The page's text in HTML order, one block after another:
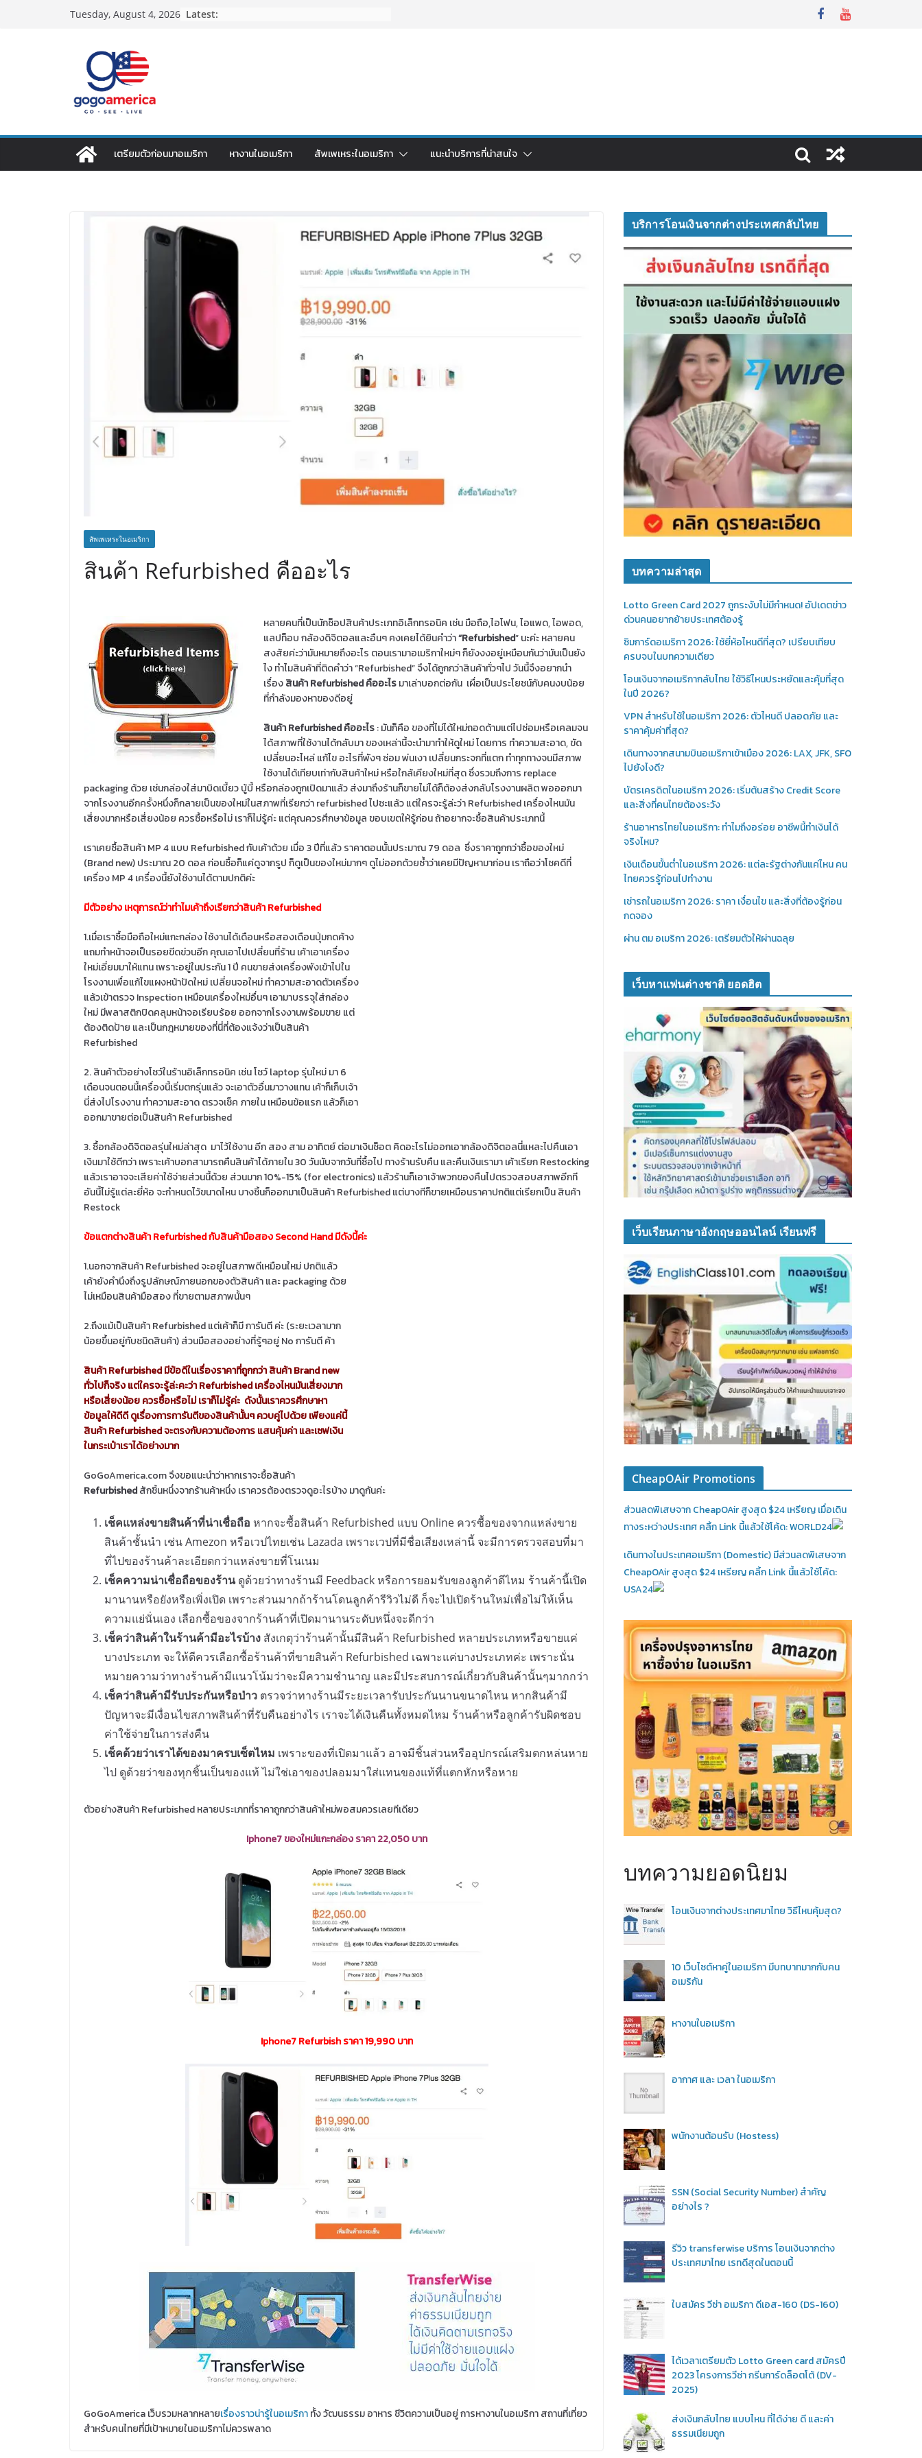
Tuesday, August 4, 2026 Latest:
เตรียมตัวก่อนมาอเมริกา หางานในอเมริกา สัพเพเหระในอเมริกา แนะนำบริการที่น่าสนใจ
สัพเพเหระในอเมริกา
สินค้า Refurbished คืออะไร
หลายคนที่เป็นนักช็อปสินค้าประเภทอิเล็กทรอนิค เช่น มือถือ,ไอโฟน, ไอแพด, ไอพอด,
แลปท็อบ กล้องดิจิตอลและอืนๆ คงเคยได้ยินคำว่า“Refurbished” นะค่ะ หลายคน
สงสัยค่ะว่ามันหมายถึงอะไร ตอนเรามาอเมริกาใหม่ๆ ก็ยังงงอยู่เหมือนกันว่ามันเป็นยัง
ไง ทำไมสินค้าที่ติดคำว่า “Refurbished” จึงได้ถูกกว่าสินค้าทั่วๆไป วันนี้จึงอยากนำ
เรื่องสินค้า Refurbished คืออะไรมาเล่าบอกต่อกัน เผื่อเป็นประโยชน์กับคนงบน้อย
ที่กำลังมองหาของดีอยู่
สินค้า Refurbished คืออะไร: มันก็คือ ของที่ไม่ได้ใหม่ถอดด้ามแต่ไปซ่อมหรือเคลมจน
ได้สภาพที่ใช้งานได้กลับมา ของเหล่านี้จะนำมาทำให้ดูใหม่ โดยการ ทำความสะอาด, ขัด
เปลี่ยนอะไหล่ แก้ไข อะไรที่พังๆ ซ่อม พ่นเงา เปลี่ยนกระจกที่แตก ทำทุกทางจนมีสภาพ
ใช้งานได้เทียบเท่ากับสินค้าใหม่หรือใกล้เคียงใหม่ที่สุด ซึ่งรวมถึงการ replace
packaging ด้วย เช่นกล่องใส่มาบิดเบี้ยว บู้บี้ หรือกล่องถูกเปิดมาแล้ว ส่งมาถึงร้านก็ขายไม่ได้ก็ต้องส่งกลับโรงงานผลิต พอออกมา
จากโรงงานอีกครั้งหนึ่งก็กลายเป็นของใหม่ในสภาพที่เรียกว่า refurbished ไปซะแล้ว แต่ใครจะรู้ล่ะว่า Refurbished เครื่องไหนมัน
เสี่ยงมากหรือเสี่ยงน้อย ควรซื้อหรือไม่ เราก็ไม่รู้ค่ะ แต่คุณควรศึกษาข้อมูล ขอบเขตให้รู้ก่อน ถ้าอยากจะซื้อสินค้าประเภทนี้
เราเคยซื้อสินค้า MP 4 แบบ Refurbished กับเค้าด้วย เมื่อ 3 ปีที่แล้ว ราคาตอนนั้นประมาณ 79 ดอล ซึ่งราคาถูกกว่าซื้อของใหม่
(Brand new) ประมาณ 20 ดอล ก่อนซื้อก็แค่ดูจากรูป ก็ดูเป็นของใหม่มากๆ ดูไม่ออกด้วยซ้ำว่าเคยมีปัญหามาก่อน เราถือว่าโชคดีที่
เครื่อง MP 4 เครื่องนี้ยังใช้งานได้ตามปกติค่ะ
มีตัวอย่าง เหตุการณ์ว่าทำไมเค้าถึงเรียกว่าสินค้า Refurbished
1.เมื่อเราซื้อมือถือใหม่แกะกล่อง ใช้งานได้เดือนหรือสองเดือนปุ่มกดค้าง
แถมทำหน้าจอเป็นรอยขีดข่วนอีก คุณเอาไปเปลี่ยนที่ร้าน เค้าเอาเครื่อง
ใหม่เอี่ยมมาให้แทน เพราะอยู่ในประกัน 1 ปี คนขายส่งเครื่องพังเข้าไปใน
โรงงานเพื่อแก้ไขแผงหน้าปัดใหม่ เปลี่ยนจอใหม่ ทำความสะอาดตัวเครื่อง
แล้วเข้าตรวจ Inspection เหมือนเครื่องใหม่อื่นๆ เอามาบรรจุใส่กล่อง
ใหม่ มีพลาสติกปิดคลุมหน้าจอเรียบร้อย ออกจากโรงงานพร้อมขาย แต่
ต้องติดป้าย และเป็นกฎหมายของที่นี่ที่ต้องแจ้งว่าเป็นสินค้า
Refurbished
2. สินค้าตัวอย่างโชว์ในร้านอิเล็กทรอนิค เช่น โชว์ laptop รุ่นใหม่ มา 6
เดือนจนตอนนี้เครื่องนี้เริ่มตกรุ่นแล้ว จะเอาตัวอื่นมาวางแทน เค้าก็เก็บเจ้า
นี่ส่งไปโรงงาน ทำความสะอาด ตรวจเช็ค ภายใน เหมือนข้อแรก แล้วก็เอา
ออกมาขายต่อเป็นสินค้า Refurbished
3. ซื้อกล้องดิจิตอลรุ่นใหม่ล่าสุด มาไว้ใช้งาน อีก สอง สาม อาทิตย์ ต่อมาเงินช็อต คิดอะไรไม่ออกเอากล้องดิจิตอลนี่แหละไปคืนเอา
เงินมาใช้ดีกว่า เพราะเค้าบอกสามารถคืนสินค้าได้ภายใน 30 วันนับจากวันที่ซื้อไป ทางร้านรับคืน และคืนเงินเรามา เค้าเรียก Restocking
แล้วเราอาจจะเสียค่าใช้จ่ายส่วนนี้ด้วย ส่วนมาก 10%-15% (for electronics) แล้วร้านก็เอาเจ้าพวกของคืนไปตรวจสอบสภาพอีกที
อันนี้ไม่รู้แต่ละยี่ห้อ จะกำหนดไว้ขนาดไหน บางชิ้นก็ออกมาเป็นสินค้า Refurbished แต่บางทีก็ขายเหมือนราคาปกติแต่เรียกเป็น สินค้า
Restock
ข้อแตกต่างสินค้า Refurbished กับสินค้ามือสอง Second Hand มีดังนี้ค่ะ
1.นอกจากสินค้า Refurbished จะอยู่ในสภาพดีเหมือนใหม่ ปกติแล้ว
เค้ายังคำนึงถึงรูปลักษณ์ภายนอกของตัวสินค้า และ packaging ด้วย
ไม่เหมือนสินค้ามือสอง ที่ขายตามสภาพนั้นๆ
2.ถึงแม้เป็นสินค้า Refurbished แต่เค้าก็มี การันตี ค่ะ (ระยะเวลามาก
น้อยขึ้นอยู่กับชนิดสินค้า) ส่วนมือสองอย่างที่รู้ๆอยู่ No การันตี ค้า
สินค้า Refurbished มีข้อดีในเรื่องราคาที่ถูกกว่า สินค้า Brand new
ทั่วไปก็จริง แต่ใครจะรู้ล่ะคะว่า Refurbished เครื่องไหนมันเสี่ยงมาก
หรือเสี่ยงน้อย ควรซื้อหรือไม่ เราก็ไม่รู้ค่ะ ดังนั้นเราควรศึกษาหา
ข้อมูลให้ดีดี ดูเรื่องการการันตีของสินค้านั้นๆ ควบคู่ไปด้วย เพียงแค่นี้
สินค้า Refurbished จะตรงกับความต้องการ แสนคุ้มค่า และเซฟเงิน
ในกระเป๋าเราได้อย่างมาก
GoGoAmerica.com จึงขอแนะนำว่าหากเราจะซื้อสินค้า
Refurbishedสักชิ้นหนึ่งจากร้านค้าหนึ่งเราควรต้องตรวจดูอะไรบ้าง มาดูกันค่ะ
เช็คแหล่งขายสินค้าที่น่าเชื่อถือ หากจะซื้อสินค้า Refurbished แบบ Online ควรซื้อของจากแหล่งขาย
สินค้าชั้นนำ เช่น Amezon หรือเวปไทยเช่น Lazada เพราะเวปที่มีชื่อเสียงเหล่านี้ จะมีการตรวจสอบที่มา
ที่ไปของร้านค้าละเอียดกว่าแหล่งขายที่โนเนม
เช็คความน่าเชื่อถือของร้านดูด้วยว่าทางร้านมี Feedback หรือการยอมรับของลูกค้าดีไหม ร้านค้านี้เปิด
มานานหรือยังหรือเพิ่งเปิด เพราะส่วนมากถ้าร้านโดนลูกค้ารีวิวไม่ดี ก็จะไปเปิดร้านใหม่เพื่อไม่ให้เห็น
ความแย่นั่นเอง เลือกซื้อของจากร้านค้าที่เปิดมานานระดับหนึ่งจะดีกว่า
เช็คว่าสินค้าในร้านค้ามีอะไรบ้าง สังเกตุว่าร้านค้านั้นมีสินค้า Refurbished หลายประเภทหรือขายแค่
บางประเภท จะให้ดีควรเลือกซื้อร้านค้าที่ขายสินค้า Refurbished เฉพาะแค่บางประเภทค่ะ เพราะนั่น
หมายความว่าทางร้านค้ามีแนวโน้มว่าจะมีความชำนาญ และมีประสบการณ์เกี่ยวกับสินค้านั้นๆมากกว่า
เช็คว่าสินค้ามีรับประกันหรือป่าว ตรวจว่าทางร้านมีระยะเวลารับประกันนานขนาดไหน หากสินค้ามี
ปัญหาจะมีเงื่อนไขสภาพสินค้าที่รับคืนอย่างไร เราจะได้เงินคืนทั้งหมดไหม ร้านค้าหรือลูกค้ารับผิดชอบ
ค่าใช้จ่ายในการส่งคืน
เช็คด้วยว่าเราได้ของมาครบเซ็ตไหม เพราะของที่เปิดมาแล้ว อาจมีชิ้นส่วนหรืออุปกรณ์เสริมตกหล่นหาย
ไป ดูด้วยว่าของทุกชิ้นเป็นของแท้ ไม่ใช่เอาของปลอมมาใส่แทนของแท้ที่แตกหักหรือหาย
ตัวอย่างสินค้า Refurbished หลายประเภทที่ราคาถูกกว่าสินค้าใหม่พอสมควรเลยทีเดียว
Iphone7 ของใหม่แกะกล่อง ราคา 22,050 บาท
Iphone7 Refurbish ราคา 19,990 บาท
GoGoAmerica เว็บรวมหลากหลายเรื่องราวน่ารู้ในอเมริกาทั้ง วัฒนธรรม อาหาร ชีวิตความเป็นอยู่ การหางานในอเมริกา สถานที่เที่ยว
สำหรับคนไทยที่มีเป้าหมายในอเมริกาไม่ควรพลาด
บริการโอนเงินจากต่างประเทศกลับไทย
บทความล่าสุด
Lotto Green Card 2027 ถูกระงับไม่มีกำหนด! อัปเดตข่าว
ด่วนคนอยากย้ายประเทศต้องรู้
ซิมการ์ดอเมริกา 2026: ใช้ยี่ห้อไหนดีที่สุด? เปรียบเทียบ
ครบจบในบทความเดียว
โอนเงินจากอเมริกากลับไทย ใช้วิธีไหนประหยัดและคุ้มที่สุด
ในปี 2026?
VPN สำหรับใช้ในอเมริกา 2026: ตัวไหนดี ปลอดภัย และ
ราคาคุ้มค่าที่สุด?
เดินทางจากสนามบินอเมริกาเข้าเมือง 2026: LAX, JFK, SFO
ไปยังไงดี?
บัตรเครดิตในอเมริกา 2026: เริ่มต้นสร้าง Credit Score
และสิ่งที่คนไทยต้องระวัง
ร้านอาหารไทยในอเมริกา: ทำไมถึงอร่อย อาชีพนี้ทำเงินได้
จริงไหม?
เงินเดือนขั้นต่ำในอเมริกา 2026: แต่ละรัฐต่างกันแค่ไหน คน
ไทยควรรู้ก่อนไปทำงาน
เช่ารถในอเมริกา 2026: ราคา เงื่อนไข และสิ่งที่ต้องรู้ก่อน
กดจอง
ผ่าน ตม อเมริกา 2026: เตรียมตัวให้ผ่านฉลุย
เว็บหาแฟนต่างชาติ ยอดฮิต
เว็บเรียนภาษาอังกฤษออนไลน์ เรียนฟรี
CheapOAir Promotions
ส่วนลดพิเสษจาก CheapOAir สูงสุด $24 เหรียญ เมื่อเดิน
ทางระหว่างประเทศ คลิ้ก Link นี้แล้วใช้โค้ด: WORLD24
เดินทางในประเทศอเมริกา (Domestic)มีส่วนลดพิเสษจาก
CheapOAir สูงสุด $24 เหรียญ คลิ้ก Link นี้แล้วใช้โค้ด:
USA24
บทความยอดนิยม
โอนเงินจากต่างประเทศมาไทย วิธีไหนคุ้มสุด?
10 เว็บไซต์หาคู่ในอเมริกา มีบทบาทมากกับคน
อเมริกัน
หางานในอเมริกา
อากาศ และ เวลา ในอเมริกา
พนักงานต้อนรับ (Hostess)
SSN (Social Security Number) สำคัญ
อย่างไร ?
รีวิว transferwise บริการ โอนเงินจากต่าง
ประเทศมาไทย เรทดีสุดในตอนนี้
ใบสมัคร วีซ่า อเมริกา ดีเอส-160 (DS-160)
ได้เวลาเตรียมตัว Lotto Green card สมัครปี
2023 โครงการวีซ่า กรีนการ์ดล็อตโต้ (DV-
2025)
ส่งเงินกลับไทย แบบไหน ที่ได้ง่าย ดี และค่า
ธรรมเนียมถูก